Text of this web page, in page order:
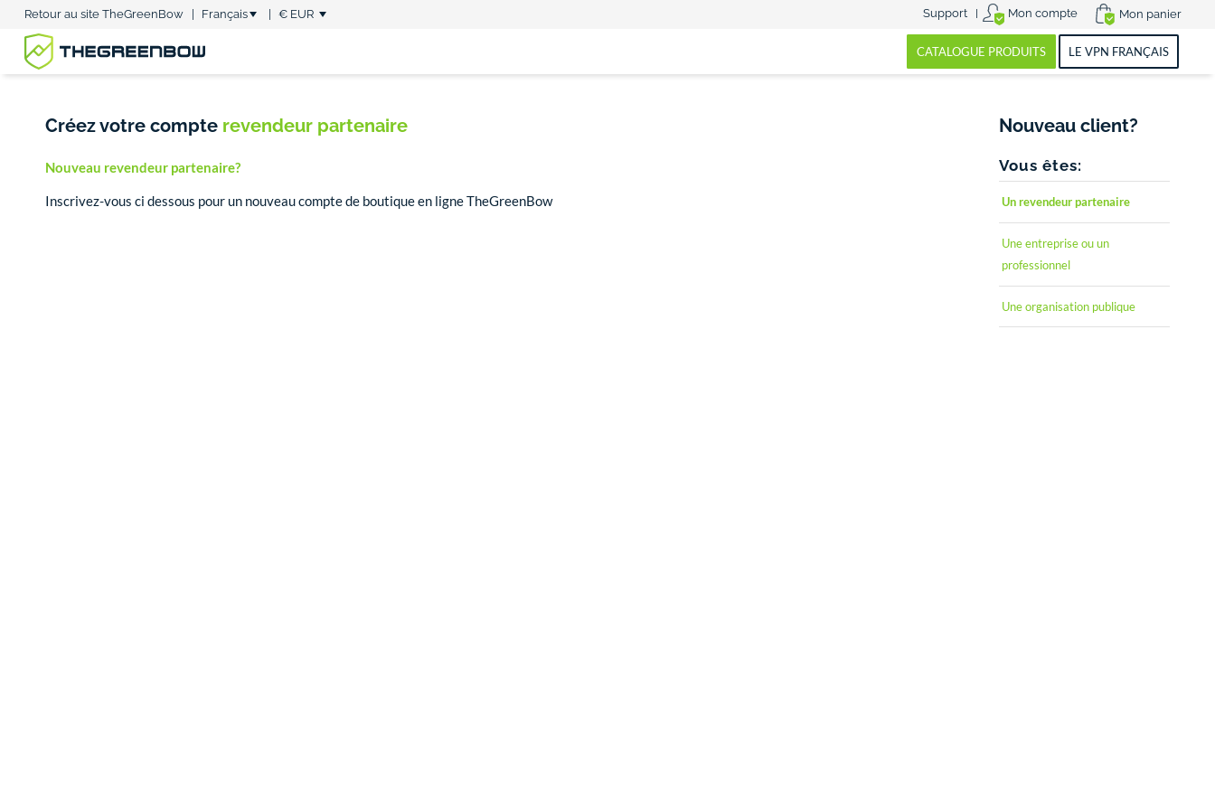
Support Mon compte
Retour au site TheGreenBow| Français € EUR
CATALOGUE PRODUITS LE VPN FRANÇAIS
Créez votre compte revendeur partenaire
Nouveau revendeur partenaire?
Inscrivez-vous ci dessous pour un nouveau compte de boutique en ligne TheGreenBow
Nouveau client?
Vous êtes:
Un revendeur partenaire
Une entreprise ou un
professionnel
Une organisation publique